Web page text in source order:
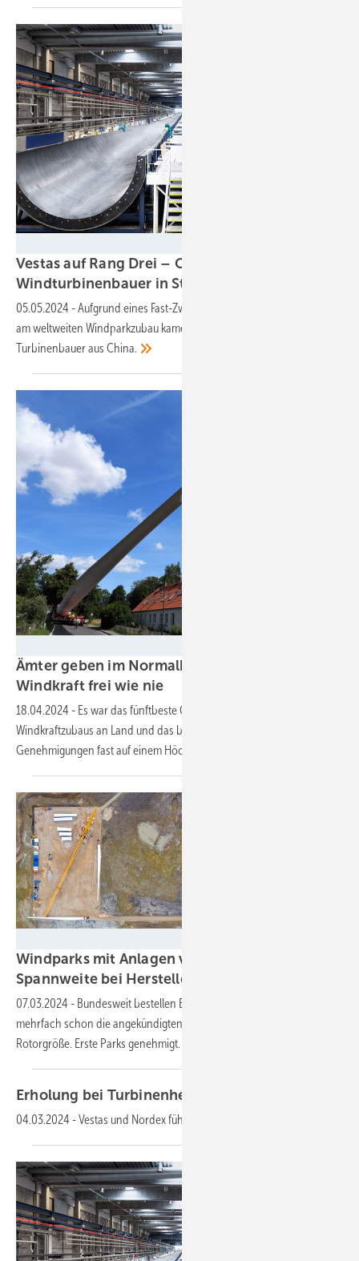
Vestas auf Rang Drei – Chinas
Windturbinenbauer in Statistik
05.05.2024 -Aufgrund eines Fast-Zweidrittel-Anteils des chinesischen
am weltweiten Windparkzubau kamen 2023 vier der fünf größten
Turbinenbauer aus China.
Ämter geben im Normalbetrieb so viel neue
Windkraft frei wie nie
18.04.2024 - Es war das fünftbeste Quartal des deutschen
Windkraftzubaus an Land und das beste seit sechs Jahren.
Genehmigungen fast auf einem Höchststand.
Windparks mit Anlagen von 170 Metern
Spannweite bei Herstellertrio
07.03.2024 - Bundesweit bestellen Erneuerbaren-Projektierer an Land
mehrfach schon die angekündigten Turbinen der nächsten
Rotorgröße. Erste Parks genehmigt.
Erholung bei Turbinenherstellern
04.03.2024 -Vestas und Nordex führen positiven Trend